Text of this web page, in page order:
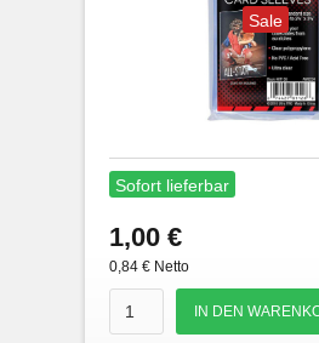
Sale
Sofort lieferbar
1,00 €
0,84 € Netto